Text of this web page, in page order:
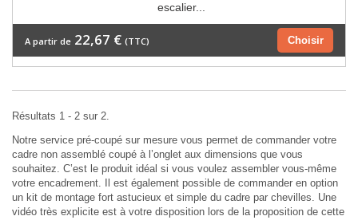
escalier...
Choisir
A partir de 22,67 € (TTC)
Résultats 1 - 2 sur 2.
Notre service pré-coupé sur mesure vous permet de commander votre
cadre non assemblé coupé à l’onglet aux dimensions que vous
souhaitez. C’est le produit idéal si vous voulez assembler vous-même
votre encadrement. Il est également possible de commander en option
un kit de montage fort astucieux et simple du cadre par chevilles. Une
vidéo très explicite est à votre disposition lors de la proposition de cette